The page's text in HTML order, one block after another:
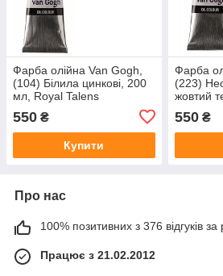
Фарба олійна Van Gogh,
(104) Білила цинкові, 200
мл, Royal Talens
550 ₴
Купити
Фарба
(223)
жовтий
550₴
Про нас
100% позитивних з 376 відгуків за
Працює з 21.02.2012